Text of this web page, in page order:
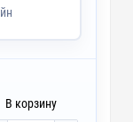
В корзину